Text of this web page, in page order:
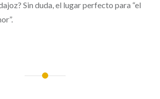
Sin duda, el lugar perfecto para “el